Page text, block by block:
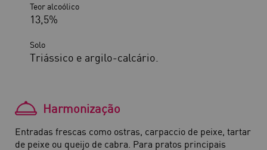
Teor alcoólico
13,5%
Solo
Triássico e argilo-calcário.
Harmonização
Entradas frescas como ostras, carpaccio de peixe, tartar
de peixe ou queijo de cabra. Para pratos principais